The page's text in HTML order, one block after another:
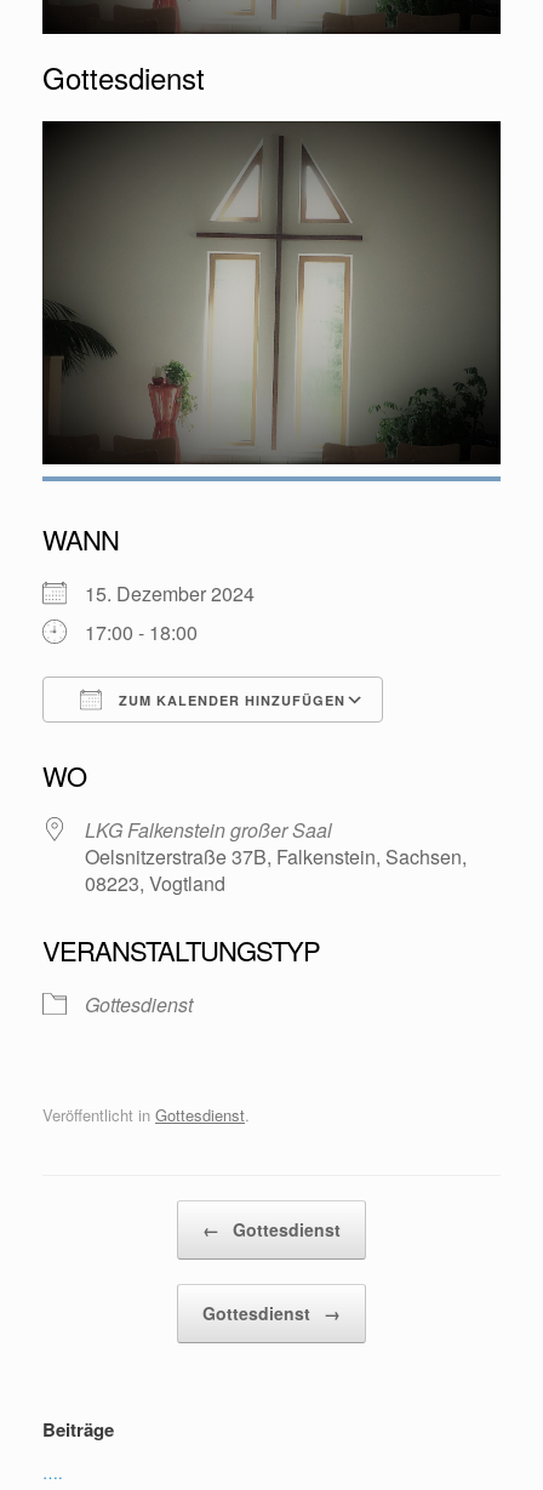
Gottesdienst
WANN
15. Dezember 2024
17:00 - 18:00
ZUM KALENDER HINZUFÜGEN
WO
LKG Falkenstein großer Saal
Oelsnitzerstraße 37B, Falkenstein, Sachsen,
08223, Vogtland
VERANSTALTUNGSTYP
Gottesdienst
Veröffentlicht in Gottesdienst.
← Gottesdienst
Gottesdienst →
Beiträge
….